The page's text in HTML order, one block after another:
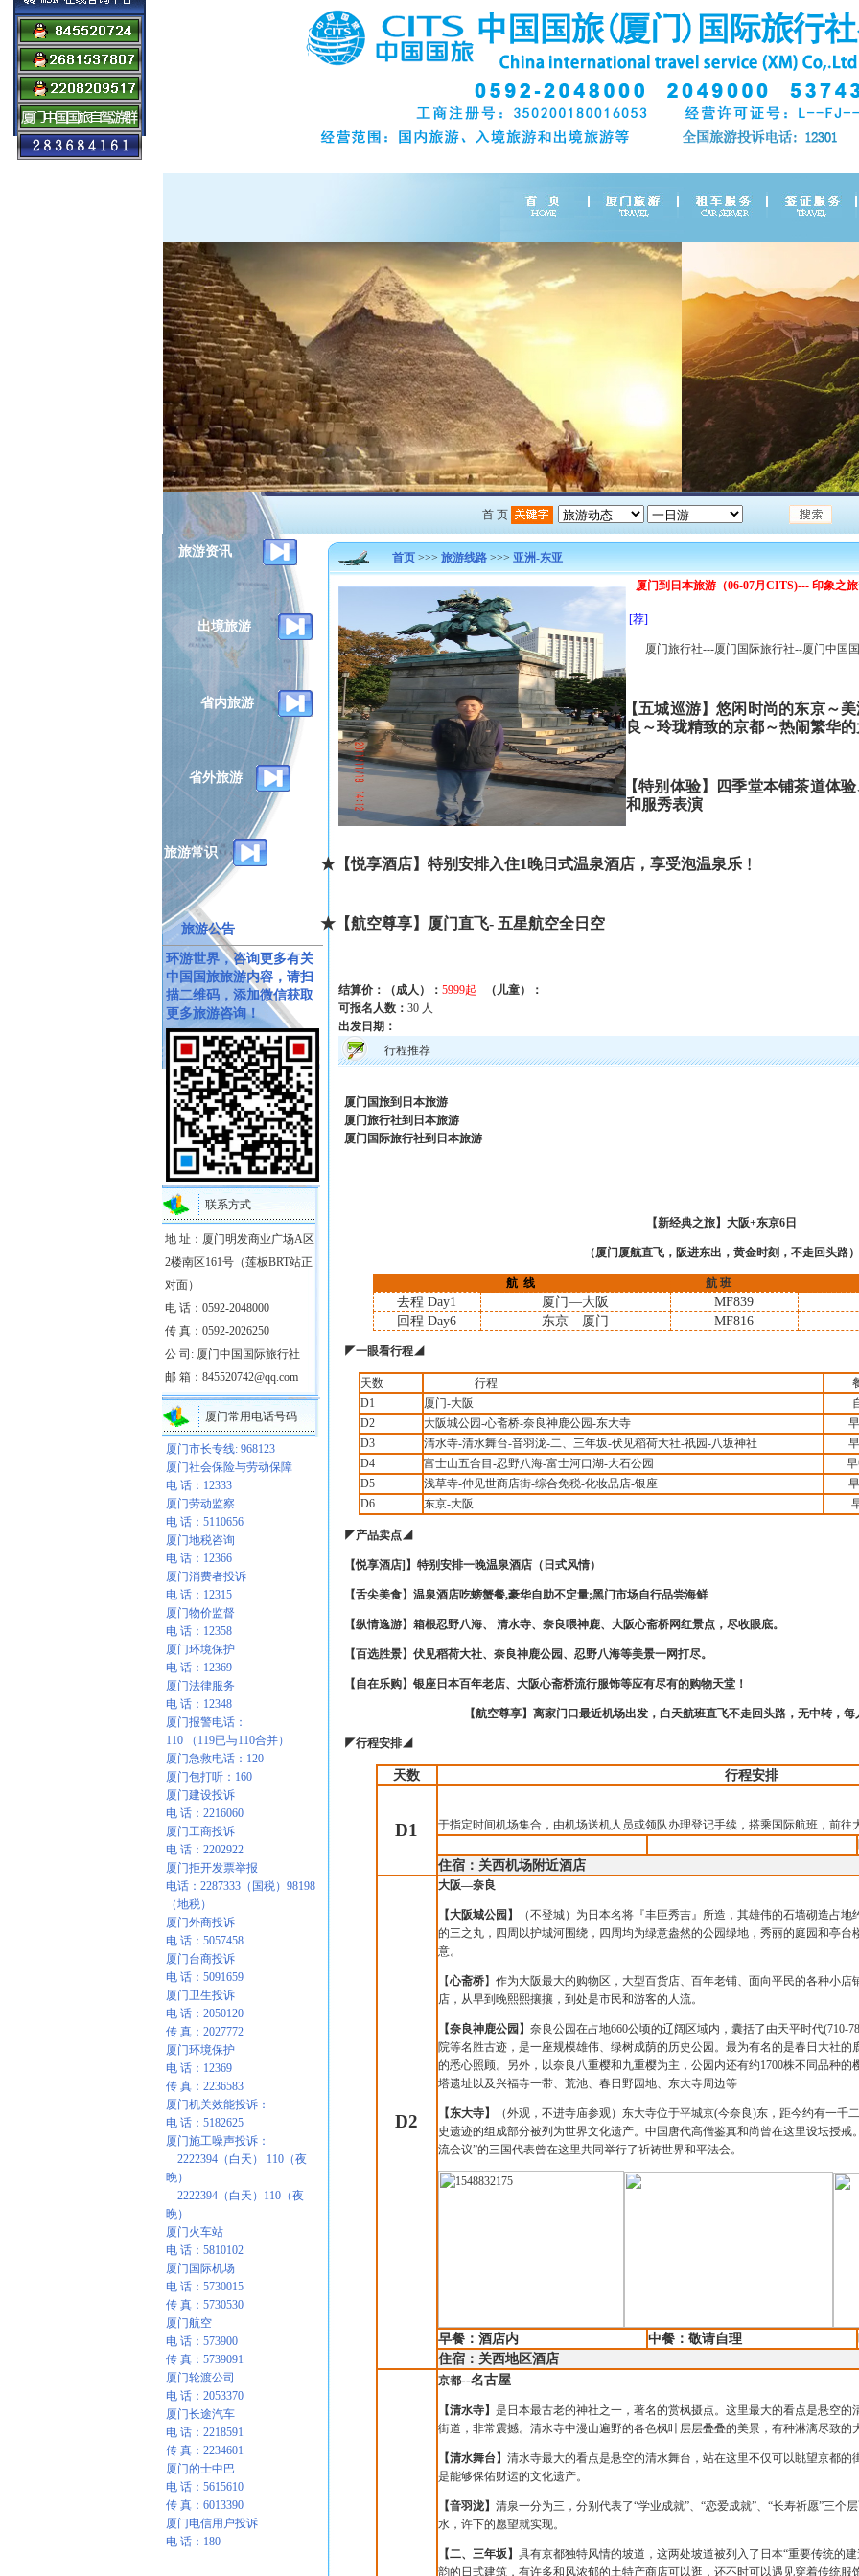
首 页
旅游资讯
出境旅游
省内旅游
省外旅游
旅游常识
旅游公告
环游世界，咨询更多有关
中国国旅旅游内容，请扫
描二维码，添加微信获取
更多旅游咨询！
联系方式
地 址：厦门明发商业广场A区
2楼南区161号（莲板BRT站正
对面）
电 话：0592-2048000
传 真：0592-2026250
公 司: 厦门中国国际旅行社
邮 箱：845520742@qq.com
厦门常用电话号码
厦门市长专线: 968123
厦门社会保险与劳动保障
电 话：12333
厦门劳动监察
电 话：5110656
厦门地税咨询
电 话：12366
厦门消费者投诉
电 话：12315
厦门物价监督
电 话：12358
厦门环境保护
电 话：12369
厦门法律服务
电 话：12348
厦门报警电话：
110 （119已与110合并）
厦门急救电话：120
厦门包打听：160
厦门建设投诉
电 话：2216060
厦门工商投诉
电 话：2202922
厦门拒开发票举报
电话：2287333（国税）98198
（地税）
厦门外商投诉
电 话：5057458
厦门台商投诉
电 话：5091659
厦门卫生投诉
电 话：2050120
传 真：2027772
厦门环境保护
电 话：12369
传 真：2236583
厦门机关效能投诉：
电 话：5182625
厦门施工噪声投诉：
2222394（白天） 110（夜
晚）
2222394（白天）110（夜
晚）
厦门火车站
电 话：5810102
厦门国际机场
电 话：5730015
传 真：5730530
厦门航空
电 话：573900
传 真：5739091
厦门轮渡公司
电 话：2053370
厦门长途汽车
电 话：2218591
传 真：2234601
厦门的士中巴
电 话：5615610
传 真：6013390
厦门电信用户投诉
电 话：180
首页>>> 旅游线路>>> 亚洲-东亚
厦门到日本旅游（06-07月CITS)--- 印象之
[荐]
厦门旅行社---厦门国际旅行社--厦门中国
★【五城巡游】悠闲时尚的东京～
良～玲珑精致的京都～热闹繁华的
★【特别体验】四季堂本铺茶道体
和服秀表演
★【悦享酒店】特别安排入住1 晚日式温泉酒店，享受泡温泉乐﹗
★【航空尊享】厦门直飞- 五星航空全日空
结算价：（成人）： 5999起
（儿童）：
可报名人数： 30 人
出发日期：
行程推荐
厦门国旅到日本旅游
厦门旅行社到日本旅游
厦门国际旅行社到日本旅游
【新经典之旅】大阪+东京6 日
（厦门厦航直飞，阪进东出， 黄金时刻 ，不走回头路）
航 线 航 班
去程 Day1 厦门—大阪 MF839
回程 Day6 东京—厦门 MF816
◤一眼看行程◢
天数 行程
D1
厦门-大阪
D2
大阪城公园-心斋桥-奈良神鹿公园-东大寺
D3
清水寺-清水舞台-音羽泷-二、三年坂-伏见稻荷大社-祇园-八坂神社
D4
富士山五合目 -忍野八海-富士河口湖-大石公园
D5
浅草寺-仲见世商店街-综合免税-化妆品店-银座
D6
东京-大阪
◤产品卖点◢
【悦享酒店] 】 特别安排一晚温泉酒店（日式风情）
【舌尖美食】 温泉酒店吃螃蟹餐,豪华自助不定量;黑门市场自行品尝海鲜
【纵情逸游】 箱根忍野八海、 清水寺、奈良喂神鹿、大阪心斋桥网红景点，尽收眼底。
【百选胜景】 伏见稻荷大社、奈良神鹿公园、忍野八海等美景一网打尽。
【自在乐购】 银座日本百年老店、大阪心斋桥流行服饰等应有尽有的购物天堂！
【航空尊享】 离家门口最近机场出发，白天航班直飞不走回头路，无中转，每
◤行程安排◢
天数 行程安排
D1 于指定时间机场集合，由机场送机人员或领队办理登记手续，搭乘国际航班，前往
住宿：关西机场附近酒店
D2
大阪—奈良
【大阪城公园】
（不登城）为日本名将『丰臣秀吉』所造，其雄伟的石墙砌造占
的三之丸，四周以护城河围绕，四周均为绿意盎然的公园绿地，秀丽的庭园和亭台
意。
【心斋桥】作为大阪最大的购物区，大型百货店、百年老铺、面向平民的各种小店
店，从早到晚熙熙攘攘，到处是市民和游客的人流。
【奈良神鹿公园】 奈良公园在占地660公顷的辽阔区域内，囊括了由天平时代(710-
院等名胜古迹，是一座规模雄伟、绿树成荫的历史公园。最为有名的是春日大社的
的悉心照顾。另外，以奈良八重樱和九重樱为主，公园内还有约1700株不同品种的
塔遗址以及兴福寺一带、荒池、春日野园地、东大寺周边等
【东大寺】 （外观，不进寺庙参观）东大寺位于平城京(今奈良)东，距今约有一千
史遗迹的组成部分被列为世界文化遗产。中国唐代高僧鉴真和尚曾在这里设坛授戒。
流会议”的三国代表曾在这里共同举行了祈祷世界和平法会。
早餐：酒店内 中餐：敬请自理
住宿：关西地区酒店
京都--名古屋
【清水寺】 是日本最古老的神社之一，著名的赏枫摄点。这里最大的看点是悬空的
街道，非常震撼。清水寺中漫山遍野的各色枫叶层层叠叠的美景，有种淋漓尽致的
【清水舞台】 清水寺最大的看点是悬空的清水舞台，站在这里不仅可以眺望京都的
是能够保佑财运的文化遗产。
【音羽泷】 清泉一分为三，分别代表了“学业成就”、“恋爱成就”、“长寿祈愿”三个
水，许下的愿望就实现。
【二、三年坂】 具有京都独特风情的坡道，这两处坡道被列入了日本“重要传统的
韵的日式建筑，有许多和风浓郁的土特产商店可以逛，还不时可以遇见穿着传统服